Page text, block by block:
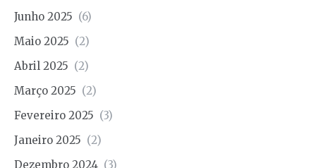
Junho 2025 (6)
Maio 2025 (2)
Abril 2025 (2)
Março 2025 (2)
Fevereiro 2025 (3)
Janeiro 2025 (2)
Dezembro 2024 (3)